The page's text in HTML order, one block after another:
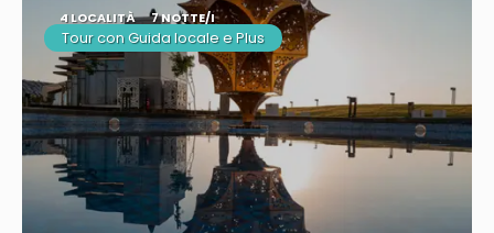
4 LOCALITÀ 7 NOTTE/I
Tour con Guida locale e Plus